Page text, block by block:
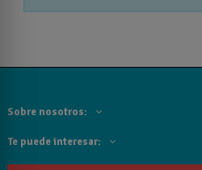
Sobre nosotros:
Te puede interesar: